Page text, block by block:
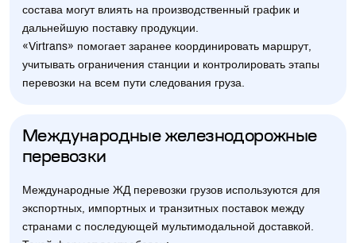
состава могут влиять на производственный график и
дальнейшую поставку продукции.
«Virtrans» помогает заранее координировать маршрут,
учитывать ограничения станции и контролировать этапы
перевозки на всем пути следования груза.
Международные железнодорожные
перевозки
Международные ЖД перевозки грузов используются для
экспортных, импортных и транзитных поставок между
странами с последующей мультимодальной доставкой.